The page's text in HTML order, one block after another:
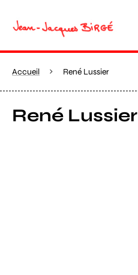
Accueil René Lussier
René Lussier